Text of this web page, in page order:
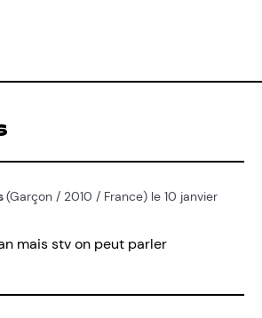
(Garçon / 2010 / France) le 10 janvier
mais stv on peut parler